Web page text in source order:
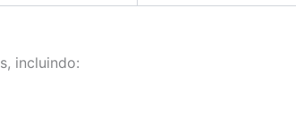
incluindo: